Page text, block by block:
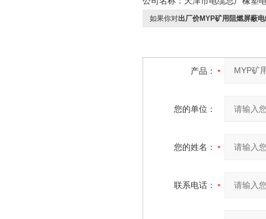
如果你对出厂价MYP矿用阻燃屏蔽
产品：
您的单位：
您的姓名：
联系电话：